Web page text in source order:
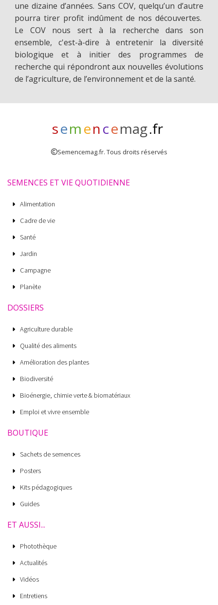
une dizaine d’années. Sans COV, quelqu’un d’autre
pourra tirer profit indûment de nos découvertes.
Le COV nous sert à la recherche dans son
ensemble, c'est-à-dire à entretenir la diversité
biologique et à initier des programmes de
recherche qui répondront aux nouvelles évolutions
de l’agriculture, de l’environnement et de la santé.
semencemag.fr
Semencemag.fr. Tous droits réservés
SEMENCES ET VIE QUOTIDIENNE
Alimentation
Cadre de vie
Santé
Jardin
Campagne
Planète
DOSSIERS
Agriculture durable
Qualité des aliments
Amélioration des plantes
Biodiversité
Bioénergie, chimie verte & biomatériaux
Emploi et vivre ensemble
BOUTIQUE
Sachets de semences
Posters
Kits pédagogiques
Guides
ET AUSSI...
Photothèque
Actualités
Vidéos
Entretiens